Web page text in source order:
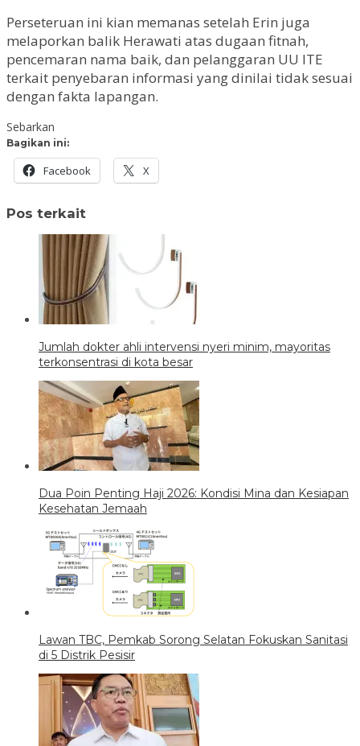
Perseteruan ini kian memanas setelah Erin juga
melaporkan balik Herawati atas dugaan fitnah,
pencemaran nama baik, dan pelanggaran UU ITE
terkait penyebaran informasi yang dinilai tidak sesuai
dengan fakta lapangan.
Sebarkan
Bagikan ini:
Facebook X
Pos terkait
Jumlah dokter ahli intervensi nyeri minim, mayoritas
terkonsentrasi di kota besar
Dua Poin Penting Haji 2026: Kondisi Mina dan Kesiapan
Kesehatan Jemaah
Lawan TBC, Pemkab Sorong Selatan Fokuskan Sanitasi
di 5 Distrik Pesisir